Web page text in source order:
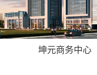
坤元商务中心